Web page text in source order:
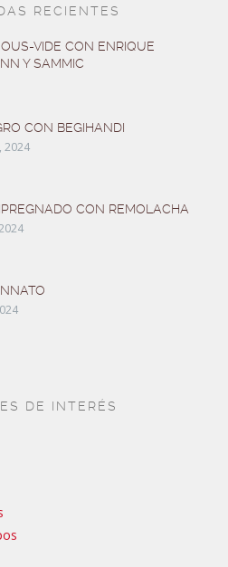
RECIENTES
VIDE CON ENRIQUE
Y SAMMIC
CON BEGIHANDI
2024
CON REMOLACHA
DE INTERÉS